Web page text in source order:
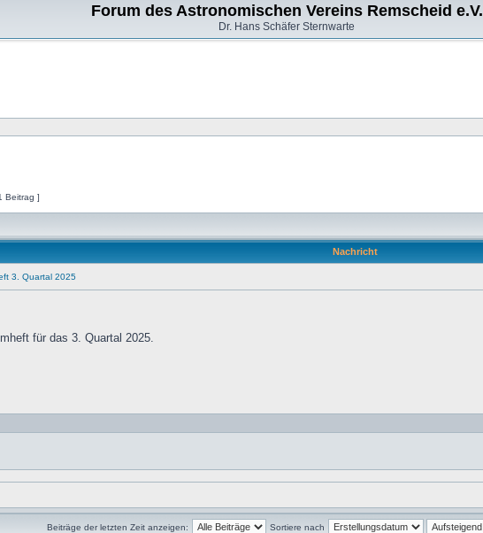
Forum des Astronomischen Vereins Remscheid e.V.
Dr. Hans Schäfer Sternwarte
Beitrag ]
Nachricht
3. Quartal 2025
für das 3. Quartal 2025.
Beiträge der letzten Zeit anzeigen: Sortiere nach